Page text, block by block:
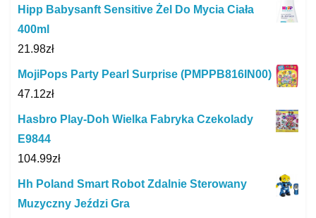
Hipp Babysanft Sensitive Żel Do Mycia Ciała
400ml
21.98zł
MojiPops Party Pearl Surprise (PMPPB816IN00)
47.12zł
Hasbro Play-Doh Wielka Fabryka Czekolady
E9844
104.99zł
Hh Poland Smart Robot Zdalnie Sterowany
Muzyczny Jeździ Gra